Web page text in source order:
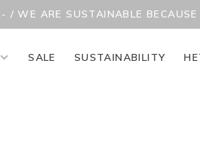
/ WE ARE SUSTAINABLE
SALE SUSTAINABILITY